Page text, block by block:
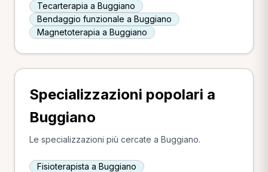
Tecarterapia a Buggiano
Bendaggio funzionale a Buggiano
Magnetoterapia a Buggiano
Specializzazioni popolari a
Buggiano
Le specializzazioni più cercate a Buggiano.
Fisioterapista a Buggiano